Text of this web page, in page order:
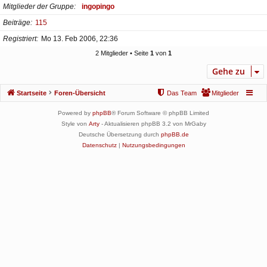
Mitglieder der Gruppe
ingopingo
Beiträge
115
Registriert
Mo 13. Feb 2006, 22:36
2 Mitglieder • Seite 1 von 1
Gehe zu
Startseite Foren-Übersicht Mitglieder
Das Team
Powered by phpBB® Forum Software © phpBB Limited
Style von Arty- Aktualisieren phpBB 3.2 von MrGaby
Deutsche Übersetzung durch phpBB.de
Datenschutz| Nutzungsbedingungen